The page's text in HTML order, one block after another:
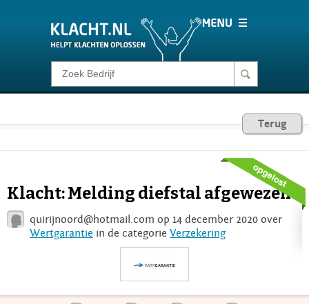
Klacht melden
Consumentenrecht Terug
Klacht: Melding diefstal afgewezen
quirijnoord@hotmail.com op 14 december 2020 over
Wertgarantie in de categorie Verzekering